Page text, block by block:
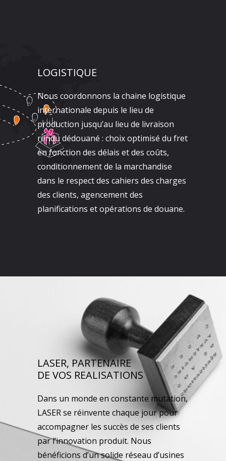
LOGISTIQUE
Nous coordonnons la chaine logistique
internationale depuis le lieu de
production jusqu’au lieu de livraison
rendu dédouané : choix optimisé du fret
en fonction des délais et des coûts,
conditionnement de la marchandise
dans le respect des cahiers des charges
des clients, agencement des
planifications et opérations de douane.
LASER, PARTENAIRE
DE VOS REALISATIONS
Dans un monde en constante mutation,
LASER se réinvente chaque jour pour
accompagner les succès de ses clients
par l’innovation produit. Nous
bénéficions d’un solide réseau d’usines